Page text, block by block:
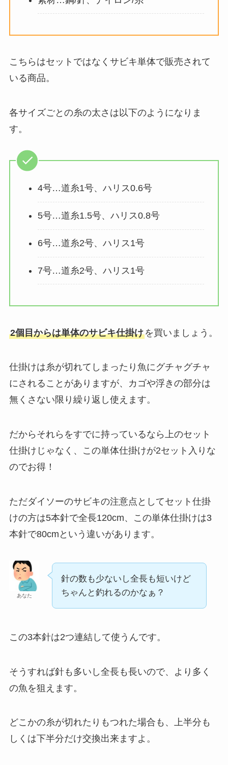
こちらはセットではなくサビキ単体で販売されて
いる商品。
各サイズごとの糸の太さは以下のようになりま
す。
4号…道糸1号、ハリス0.6号
5号…道糸1.5号、ハリス0.8号
6号…道糸2号、ハリス1号
7号…道糸2号、ハリス1号
2個目からは単体のサビキ仕掛けを買いましょう。
仕掛けは糸が切れてしまったり魚にグチャグチャ
にされることがありますが、カゴや浮きの部分は
無くさない限り繰り返し使えます。
だからそれらをすでに持っているなら上のセット
仕掛けじゃなく、この単体仕掛けが2セット入りな
のでお得！
ただダイソーのサビキの注意点としてセット仕掛
けの方は5本針で全長120cm、この単体仕掛けは3
本針で80cmという違いがあります。
あなた
針の数も少ないし全長も短いけど
ちゃんと釣れるのかなぁ？
この3本針は2つ連結して使うんです。
そうすれば針も多いし全長も長いので、より多く
の魚を狙えます。
どこかの糸が切れたりもつれた場合も、上半分も
しくは下半分だけ交換出来ますよ。